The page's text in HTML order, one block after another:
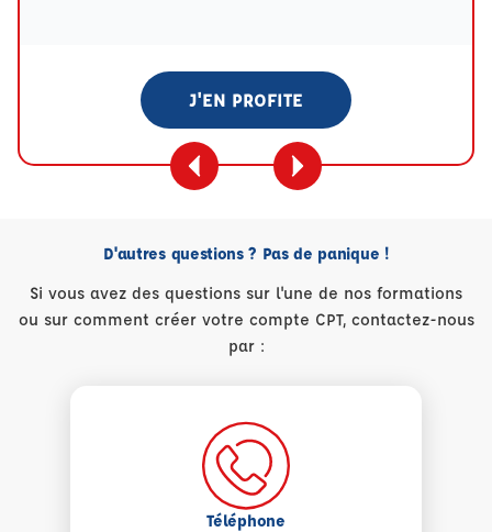
J'EN PROFITE
D'autres questions ? Pas de panique !
Si vous avez des questions sur l'une de nos formations
ou sur comment créer votre compte CPT, contactez-nous
par :
Téléphone